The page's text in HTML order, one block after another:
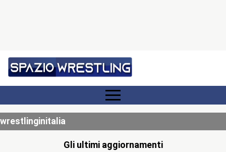
wrestlinginitalia
Gli ultimi aggiornamenti